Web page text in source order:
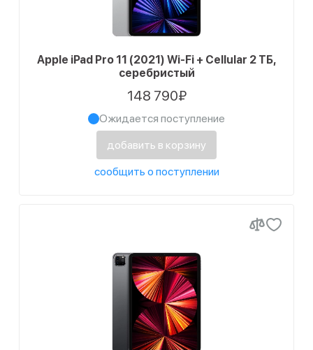
Apple iPad Pro 11 (2021) Wi-Fi + Cellular 2 ТБ,
серебристый
148 790₽
Ожидается поступление
добавить в корзину
сообщить о поступлении